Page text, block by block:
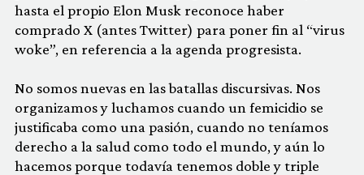
hasta el propio Elon Musk reconoce haber
comprado X (antes Twitter) para poner fin al “virus
woke”, en referencia a la agenda progresista.
No somos nuevas en las batallas discursivas. Nos
organizamos y luchamos cuando un femicidio se
justificaba como una pasión, cuando no teníamos
derecho a la salud como todo el mundo, y aún lo
hacemos porque todavía tenemos doble y triple